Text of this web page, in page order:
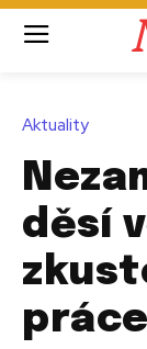
Aktuality
děsí
práce